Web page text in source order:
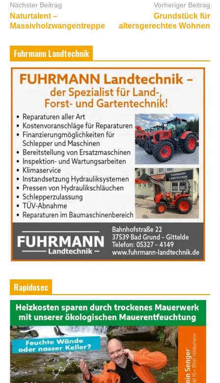
Nächster Beitrag
Naturtalent –
Massivholzwangentreppe
Vorheriger Beitrag
Grundstück für
altersgerechtes Wohnen
Fuhrmann Landtechnik
Rapidosec